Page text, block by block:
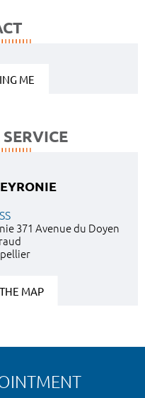
ME
371 Avenue du Doyen
MAP